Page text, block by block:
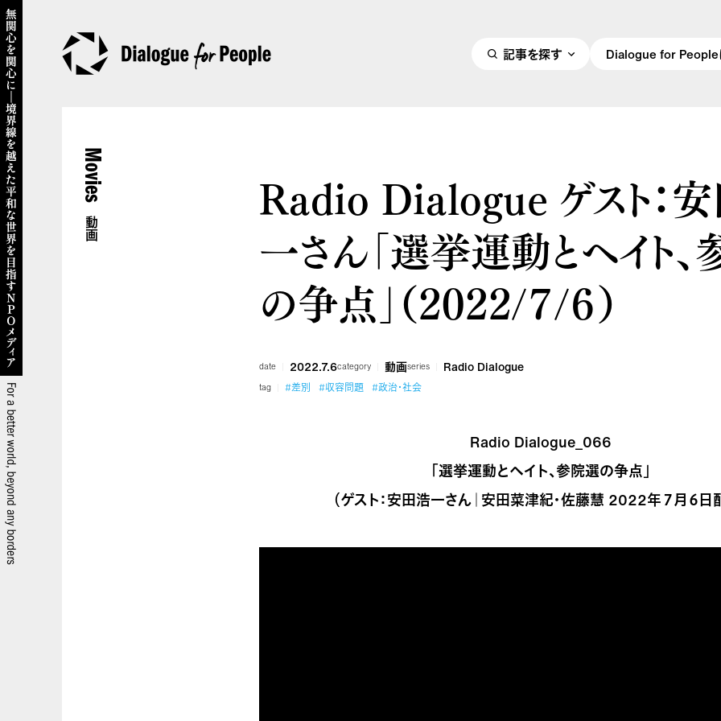
記事を探す Dialogue for People
Movies
動画 Radio Dialogue ゲスト：
一さん「選挙運動とヘイト
の争点」（2022/７/６）
date 2022.7.6category 動画series Radio Dialogue
tag #差別 #収容問題 #政治・社会
Radio Dialogue_066
「選挙運動とヘイト、参院選の争点」
（ゲスト：安田浩一さん｜安田菜津紀・佐藤慧 2022年７月６日